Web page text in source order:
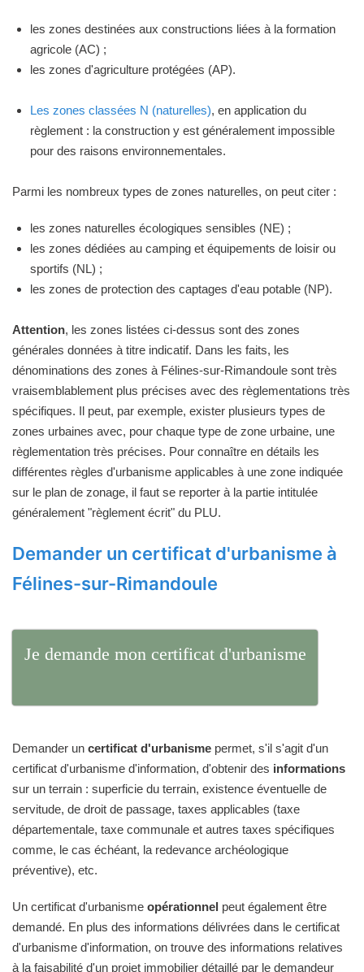
les zones destinées aux constructions liées à la formation
agricole (AC) ;
les zones d'agriculture protégées (AP).
Les zones classées N (naturelles), en application du
règlement : la construction y est généralement impossible
pour des raisons environnementales.
Parmi les nombreux types de zones naturelles, on peut citer :
les zones naturelles écologiques sensibles (NE) ;
les zones dédiées au camping et équipements de loisir ou
sportifs (NL) ;
les zones de protection des captages d'eau potable (NP).
Attention, les zones listées ci-dessus sont des zones
générales données à titre indicatif. Dans les faits, les
dénominations des zones à Félines-sur-Rimandoule sont très
vraisemblablement plus précises avec des règlementations très
spécifiques. Il peut, par exemple, exister plusieurs types de
zones urbaines avec, pour chaque type de zone urbaine, une
règlementation très précises. Pour connaître en détails les
différentes règles d'urbanisme applicables à une zone indiquée
sur le plan de zonage, il faut se reporter à la partie intitulée
généralement "règlement écrit" du PLU.
Demander un certificat d'urbanisme à
Félines-sur-Rimandoule
Je demande mon certificat d'urbanisme
Demander un certificat d'urbanisme permet, s'il s'agit d'un
certificat d'urbanisme d'information, d'obtenir des informations
sur un terrain : superficie du terrain, existence éventuelle de
servitude, de droit de passage, taxes applicables (taxe
départementale, taxe communale et autres taxes spécifiques
comme, le cas échéant, la redevance archéologique
préventive), etc.
Un certificat d'urbanisme opérationnel peut également être
demandé. En plus des informations délivrées dans le certificat
d'urbanisme d'information, on trouve des informations relatives
à la faisabilité d'un projet immobilier détaillé par le demandeur